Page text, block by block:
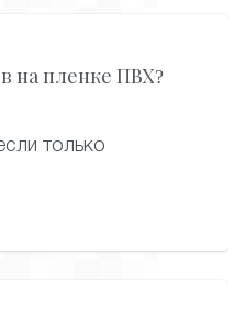
на пленке ПВХ?
только